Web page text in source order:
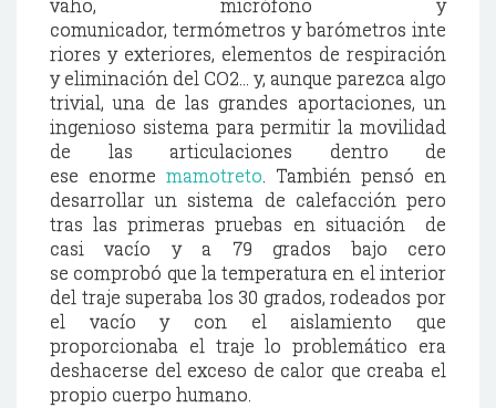
vaho, micrófono y
comunicador, termómetros y barómetros inte
riores y exteriores, elementos de respiración
y eliminación del CO2... y, aunque parezca algo
trivial, una de las grandes aportaciones, un
ingenioso sistema para permitir la movilidad
de las articulaciones dentro de
ese enorme mamotreto . También pensó en
desarrollar un sistema de calefacción pero
tras las primeras pruebas en situación de
casi vacío y a 79 grados bajo cero
se comprobó que la temperatura en el interior
del traje superaba los 30 grados, rodeados por
el vacío y con el aislamiento que
proporcionaba el traje lo problemático era
deshacerse del exceso de calor que creaba el
propio cuerpo humano.